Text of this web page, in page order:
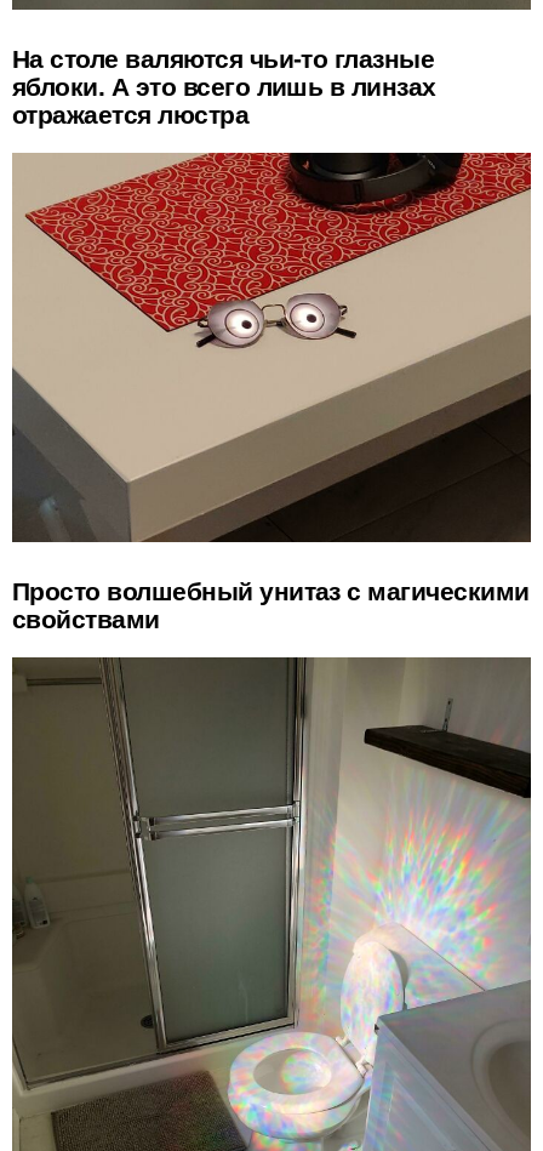
На столе валяются чьи-то глазные
яблоки. А это всего лишь в линзах
отражается люстра
Просто волшебный унитаз с магическими
свойствами